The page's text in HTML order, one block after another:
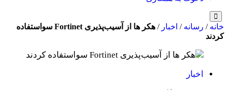
خانه / رسانه / اخبار /
هکر ها از آسیب‌پذیری Fortinet سواستفاده
کردند
اخبار